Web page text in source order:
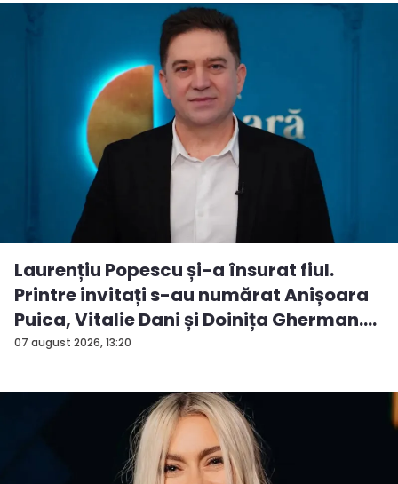
07 august 2026, 13:20
Laurențiu Popescu și-a însurat fiul.
Printre invitați s-au numărat Anișoara
Puica, Vitalie Dani și Doinița Gherman.
P...